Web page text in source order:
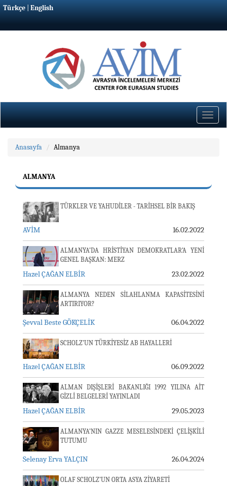
Türkçe English
Toggle
Anasayfa Almanya
ALMANYA
TÜRKLER VE YAHUDİLER - TARİHSEL BİR BAKIŞ
AVİM 16.02.2022
ALMANYA’DA HRİSTİYAN DEMOKRATLAR’A YENİ
GENEL BAŞKAN: MERZ
Hazel ÇAĞAN ELBİR 23.02.2022
ALMANYA NEDEN SİLAHLANMA KAPASİTESİNİ
ARTIRIYOR?
Şevval Beste GÖKÇELİK 06.04.2022
SCHOLZ’UN TÜRKİYESİZ AB HAYALLERİ
Hazel ÇAĞAN ELBİR 06.09.2022
ALMAN DIŞİŞLERİ BAKANLIĞI 1992 YILINA AİT
GİZLİ BELGELERİ YAYINLADI
Hazel ÇAĞAN ELBİR 29.05.2023
ALMANYA’NIN GAZZE MESELESİNDEKİ ÇELİŞKİLİ
TUTUMU
Selenay Erva YALÇIN 26.04.2024
OLAF SCHOLZ’UN ORTA ASYA ZİYARETİ